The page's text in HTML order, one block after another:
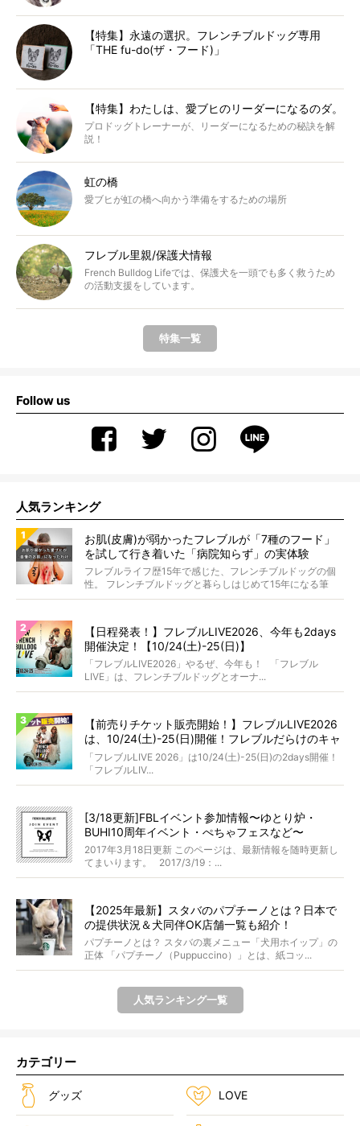
【特集】永遠の選択。フレンチブルドッグ専用
「THE fu-do(ザ・フード)」
【特集】わたしは、愛ブヒのリーダーになるのダ。
プロドッグトレーナーが、リーダーになるための秘訣を解
説！
虹の橋
愛ブヒが虹の橋へ向かう準備をするための場所
フレブル里親/保護犬情報
French Bulldog Lifeでは、保護犬を一頭でも多く救うため
の活動支援をしています。
特集一覧
Follow us
人気ランキング
お肌(皮膚)が弱かったフレブルが「7種のフード」
を試して行き着いた「病院知らず」の実体験
フレブルライフ歴15年で感じた、フレンチブルドッグの個
性。 フレンチブルドッグと暮らしはじめて15年になる筆
者...
【日程発表！】フレブルLIVE2026、今年も2days
開催決定！【10/24(土)-25(日)】
「フレブルLIVE2026」やるぜ、今年も！ 「フレブル
LIVE」は、フレンチブルドッグとオーナ...
【前売りチケット販売開始！】フレブルLIVE2026
は、10/24(土)-25(日)開催！フレブルだらけのキャ
ンプ・前夜祭・バスプランも新登場!?
「フレブルLIVE 2026」は10/24(土)-25(日)の2days開催！
「フレブルLIV...
[3/18更新]FBLイベント参加情報〜ゆとり炉・
BUHI10周年イベント・ぺちゃフェスなど〜
2017年3月18日更新 このページは、最新情報を随時更新し
てまいります。 2017/3/19：...
【2025年最新】スタバのパプチーノとは？日本で
の提供状況＆犬同伴OK店舗一覧も紹介！
パプチーノとは？ スタバの裏メニュー「犬用ホイップ」の
正体 「パプチーノ（Puppuccino）」とは、紙コッ...
人気ランキング一覧
カテゴリー
グッズ LOVE